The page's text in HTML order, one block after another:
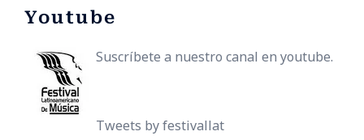
Youtube
Suscríbete a nuestro canal en youtube.
Tweets by festivallat